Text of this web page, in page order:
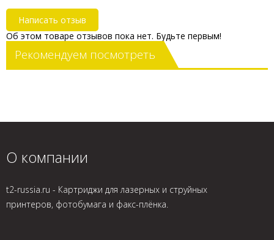
Написать отзыв
Об этом товаре отзывов пока нет. Будьте первым!
Рекомендуем посмотреть
О компании
t2-russia.ru - Картриджи для лазерных и струйных
принтеров, фотобумага и факс-плёнка.